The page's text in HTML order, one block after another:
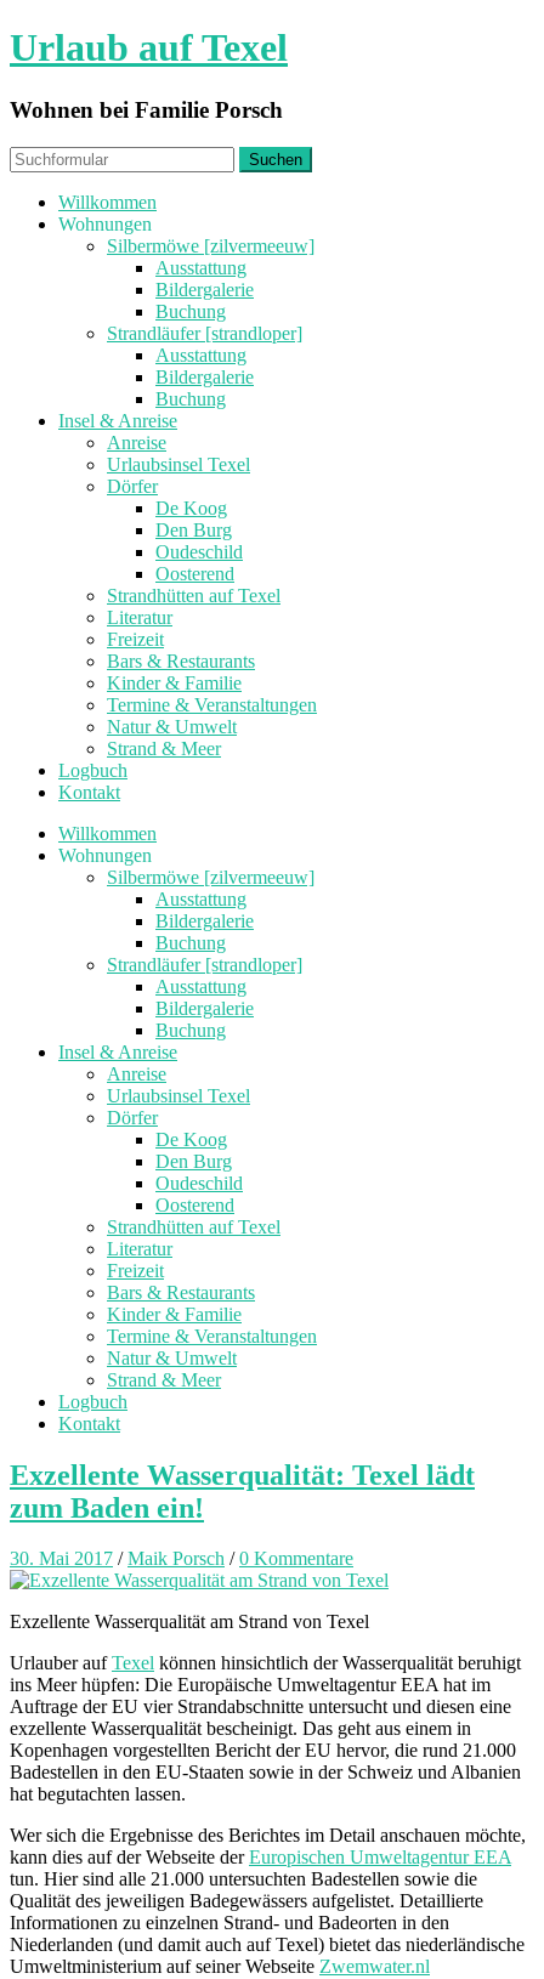
Urlaub auf Texel
Wohnen bei Familie Porsch
Willkommen
Wohnungen
Silbermöwe [zilvermeeuw]
Ausstattung
Bildergalerie
Buchung
Strandläufer [strandloper]
Ausstattung
Bildergalerie
Buchung
Insel & Anreise
Anreise
Urlaubsinsel Texel
Dörfer
De Koog
Den Burg
Oudeschild
Oosterend
Strandhütten auf Texel
Literatur
Freizeit
Bars & Restaurants
Kinder & Familie
Termine & Veranstaltungen
Natur & Umwelt
Strand & Meer
Logbuch
Kontakt
Willkommen
Wohnungen
Silbermöwe [zilvermeeuw]
Ausstattung
Bildergalerie
Buchung
Strandläufer [strandloper]
Ausstattung
Bildergalerie
Buchung
Insel & Anreise
Anreise
Urlaubsinsel Texel
Dörfer
De Koog
Den Burg
Oudeschild
Oosterend
Strandhütten auf Texel
Literatur
Freizeit
Bars & Restaurants
Kinder & Familie
Termine & Veranstaltungen
Natur & Umwelt
Strand & Meer
Logbuch
Kontakt
Exzellente Wasserqualität: Texel lädt
zum Baden ein!
30. Mai 2017 /Maik Porsch /0 Kommentare
Exzellente Wasserqualität am Strand von Texel
Urlauber aufTexel können hinsichtlich der Wasserqualität beruhigt
ins Meer hüpfen: Die Europäische Umweltagentur EEA hat im
Auftrage der EU vier Strandabschnitte untersucht und diesen eine
exzellente Wasserqualität bescheinigt. Das geht aus einem in
Kopenhagen vorgestellten Bericht der EU hervor, die rund 21.000
Badestellen in den EU-Staaten sowie in der Schweiz und Albanien
hat begutachten lassen.
Wer sich die Ergebnisse des Berichtes im Detail anschauen möchte,
kann dies auf der Webseite derEuropischen Umweltagentur EEA
tun. Hier sind alle 21.000 untersuchten Badestellen sowie die
Qualität des jeweiligen Badegewässers aufgelistet. Detaillierte
Informationen zu einzelnen Strand- und Badeorten in den
Niederlanden (und damit auch auf Texel) bietet das niederländische
Umweltministerium auf seiner Webseite Zwemwater.nl